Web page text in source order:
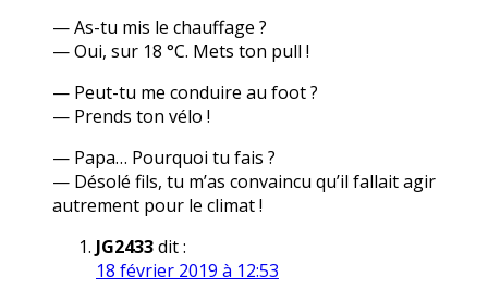
— As-tu mis le chauffage ?
— Oui, sur 18 °C. Mets ton pull !
— Peut-tu me conduire au foot ?
— Prends ton vélo !
— Papa… Pourquoi tu fais ?
— Désolé fils, tu m’as convaincu qu’il fallait agir
autrement pour le climat !
JG2433dit :
18 février 2019 à 12:53